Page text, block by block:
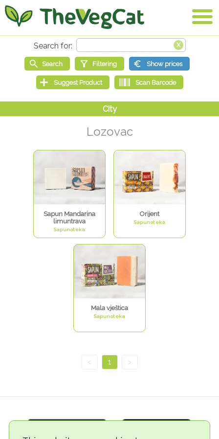
Lozovac
Sapun Mandarina
limuntrava
Sapunoteka
Orijent
Sapunoteka
Mala vještica
Sapunoteka
< 1 >